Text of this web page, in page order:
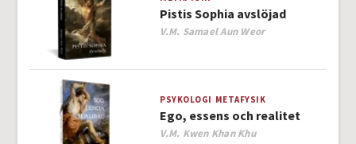
Pistis Sophia avslöjad
Author
V.M. Samael Aun Weor
PSYKOLOGI METAFYSIK
Ego, essens och realitet
Author
V.M. Kwen Khan Khu